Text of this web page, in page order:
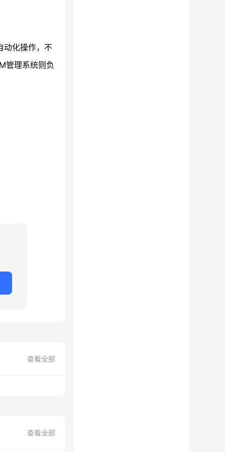
动化操作，不
管理系统则负
查看全部
查看全部